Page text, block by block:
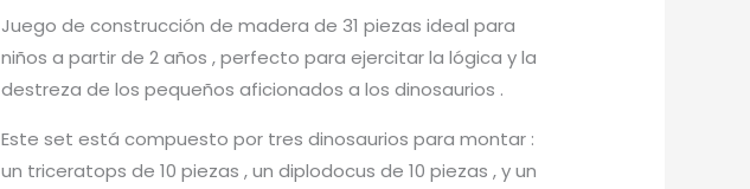
Juego de construcción de madera de 31 piezas ideal para
niños a partir de 2 años , perfecto para ejercitar la lógica y la
destreza de los pequeños aficionados a los dinosaurios .
Este set está compuesto por tres dinosaurios para montar :
un triceratops de 10 piezas , un diplodocus de 10 piezas , y un